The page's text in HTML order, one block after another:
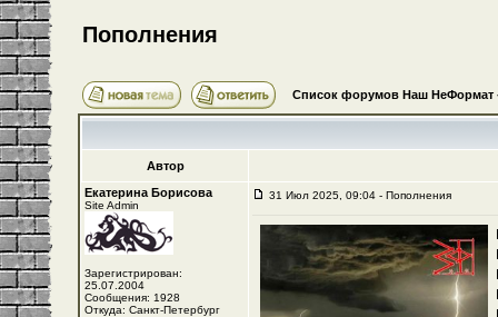
Пополнения
Список форумов Наш НеФормат
Автор
Екатерина Борисова
Site Admin
Зарегистрирован:
25.07.2004
Сообщения: 1928
Откуда: Санкт-Петербург
31 Июл 2025, 09:04 - Пополнения